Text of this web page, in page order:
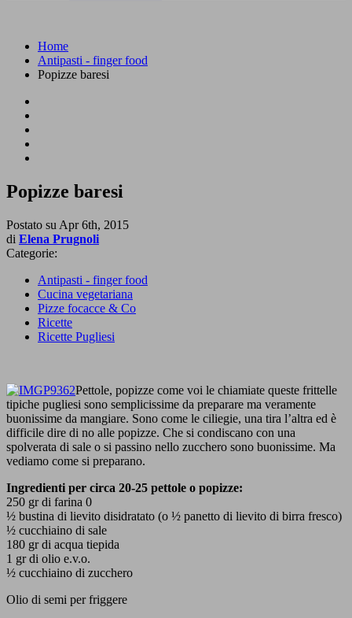
Home
Antipasti - finger food
Popizze baresi
Popizze baresi
Postato su Apr 6th, 2015
di Elena Prugnoli
Categorie:
Antipasti - finger food
Cucina vegetariana
Pizze focacce & Co
Ricette
Ricette Pugliesi
Pettole, popizze come voi le chiamiate queste frittelle
tipiche pugliesi sono semplicissime da preparare ma veramente
buonissime da mangiare. Sono come le ciliegie, una tira l’altra ed è
difficile dire di no alle popizze. Che si condiscano con una
spolverata di sale o si passino nello zucchero sono buonissime. Ma
vediamo come si preparano.
Ingredienti per circa 20-25 pettole o popizze:
250 gr di farina 0
½ bustina di lievito disidratato (o ½ panetto di lievito di birra fresco)
½ cucchiaino di sale
180 gr di acqua tiepida
1 gr di olio e.v.o.
½ cucchiaino di zucchero
Olio di semi per friggere